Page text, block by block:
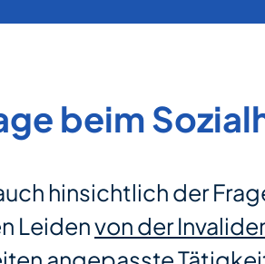
beim
hinsichtlich der
Leidenvon der